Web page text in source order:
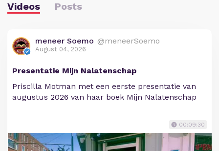
Videos Posts
meneer Soemo @meneerSoemo
August 04, 2026
Presentatie Mijn Nalatenschap
Priscilla Motman met een eerste presentatie van
augustus 2026 van haar boek Mijn Nalatenschap
00:09:30